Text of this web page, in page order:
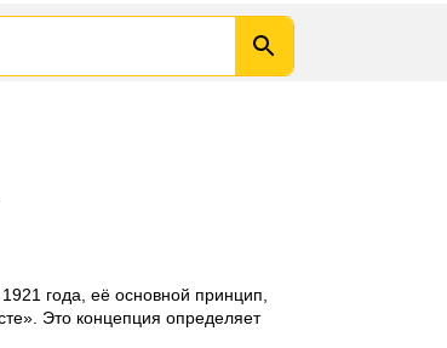
года, её основной принцип,
Это концепция определяет